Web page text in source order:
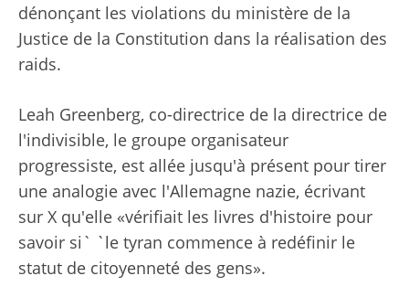
dénonçant les violations du ministère de la
Justice de la Constitution dans la réalisation des
raids.
Leah Greenberg, co-directrice de la directrice de
l'indivisible, le groupe organisateur
progressiste, est allée jusqu'à présent pour tirer
une analogie avec l'Allemagne nazie, écrivant
sur X qu'elle «vérifiait les livres d'histoire pour
savoir si` `le tyran commence à redéfinir le
statut de citoyenneté des gens».